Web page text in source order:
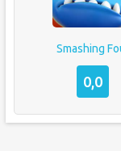
Smashing
0,0